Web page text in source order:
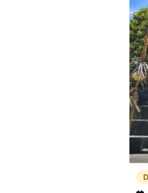
TULISAN
SERVICE